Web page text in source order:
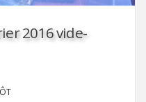
2016 vide-